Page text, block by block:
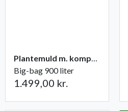
Plantemuld m. kompost fra Champost
Big-bag 900 liter
1.499,00 kr.